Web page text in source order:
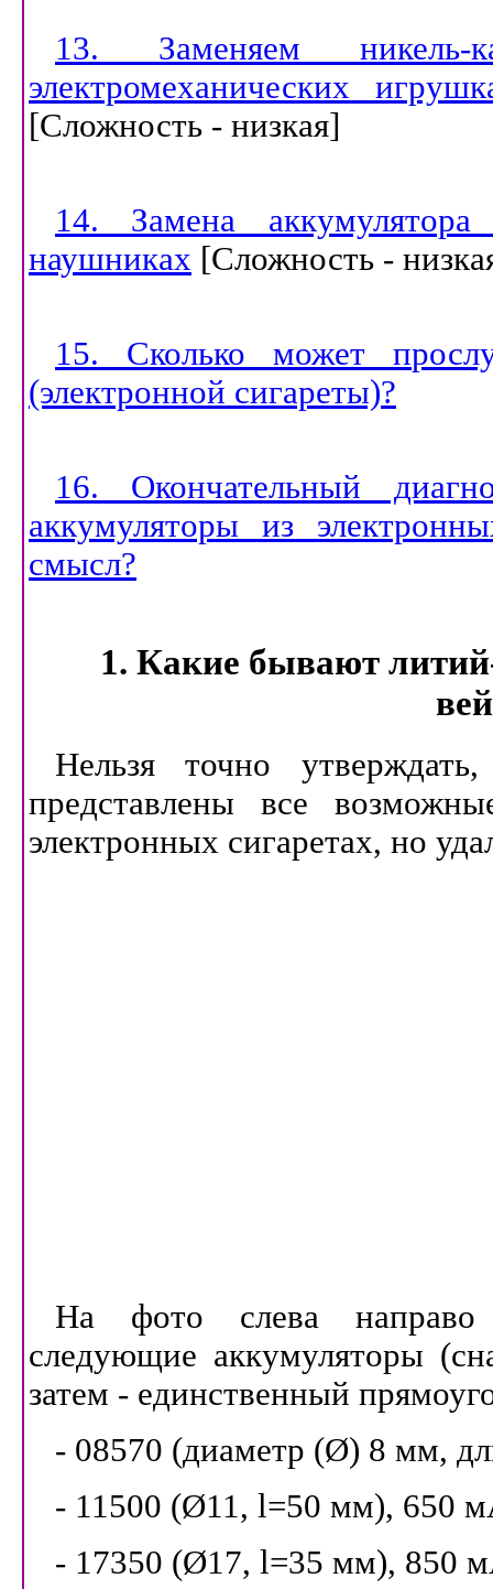
13. Заменяем никель-
электромеханических
[Сложность - низкая]
14. Замена
наушниках [Сложность -
15. Сколько может
(электронной сигареты)?
16. Окончательный
аккумуляторы из
смысл?
1. Какие бывают
Нельзя точно
представлены все
электронных сигаретах, но
На фото слева направо
следующие аккумуляторы
затем - единственный
- 08570 (диаметр (Ø) 8 мм,
- 11500 (Ø11, l=50 мм), 650
- 17350 (Ø1 7, l=35 мм), 850